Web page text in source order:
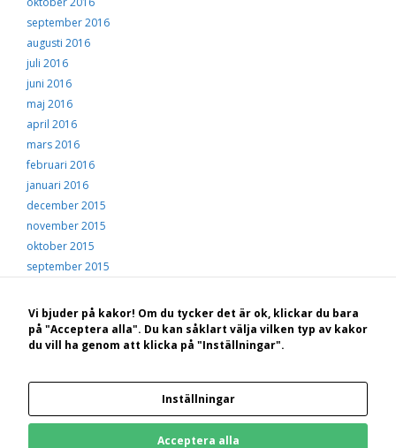
september 2016
augusti 2016
juli 2016
juni 2016
maj 2016
april 2016
mars 2016
februari 2016
januari 2016
december 2015
november 2015
oktober 2015
september 2015
juli 2015
juni 2015
maj 2015
© 2026 Hälsingekusten• Byggt med
Bakom Hälsingekusten.se står: STF Hotell, konferens och vandrarhem Hudiksvall
Vi bjuder på kakor! Om du tycker det är ok, klickar du bara
på "Acceptera alla". Du kan såklart välja vilken typ av kakor
du vill ha genom att klicka på "Inställningar".
Inställningar
Acceptera alla